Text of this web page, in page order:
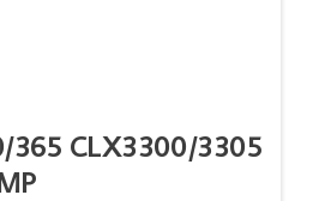
365 CLX3300/3305